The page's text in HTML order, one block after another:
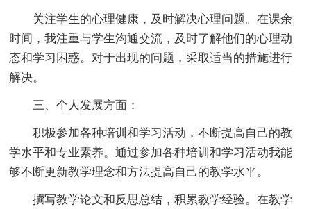
关注学生的心理健康，及时解决心理问题。在课余
时间，我注重与学生沟通交流，及时了解他们的心理动
态和学习困惑。对于出现的问题，采取适当的措施进行
解决。
三、个人发展方面：
积极参加各种培训和学习活动，不断提高自己的教
学水平和专业素养。通过参加各种培训和学习活动我能
够不断更新教学理念和方法提高自己的教学水平。
撰写教学论文和反思总结，积累教学经验。在教学